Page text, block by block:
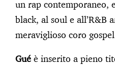
un rap contemporaneo,
black, al soul e all’R&B
meraviglioso coro
Gué è inserito a pieno